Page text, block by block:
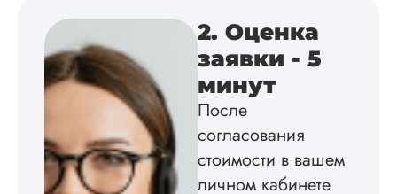
дальше заказывать
работы здесь.
Вид работы:
2. Оценка
заявки - 5
минут
После
согласования
стоимости в вашем
личном кабинете